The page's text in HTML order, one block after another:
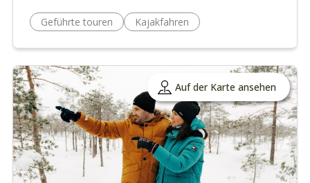
Geführte touren Kajakfahren
Auf der Karte ansehen